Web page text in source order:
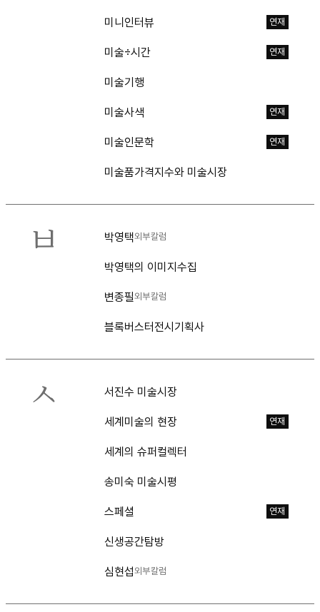
미니인터뷰 연재
미술÷시간 연재
미술기행
미술사색 연재
미술인문학 연재
미술품가격지수와 미술시장
ㅂ 박영택외부칼럼
박영택의 이미지수집
변종필외부칼럼
블록버스터전시기획사
ㅅ 서진수 미술시장
세계미술의 현장 연재
세계의 슈퍼컬렉터
송미숙 미술시평
스페셜 연재
신생공간탐방
심현섭외부칼럼